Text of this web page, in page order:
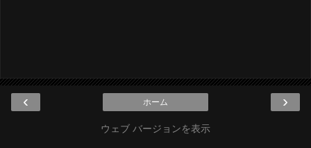
‹ ›
ホーム
ウェブ バージョンを表示